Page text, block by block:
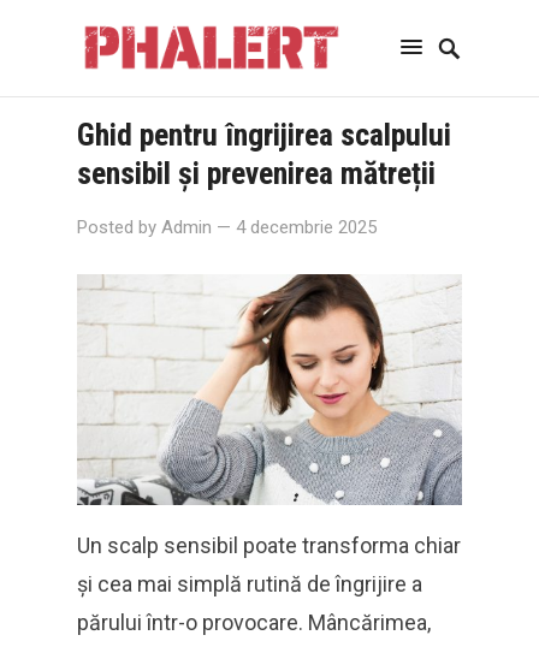
Ghid pentru îngrijirea scalpului
sensibil și prevenirea mătreții
Posted by Admin — 4 decembrie 2025
Un scalp sensibil poate transforma chiar
și cea mai simplă rutină de îngrijire a
părului într-o provocare. Mâncărimea,